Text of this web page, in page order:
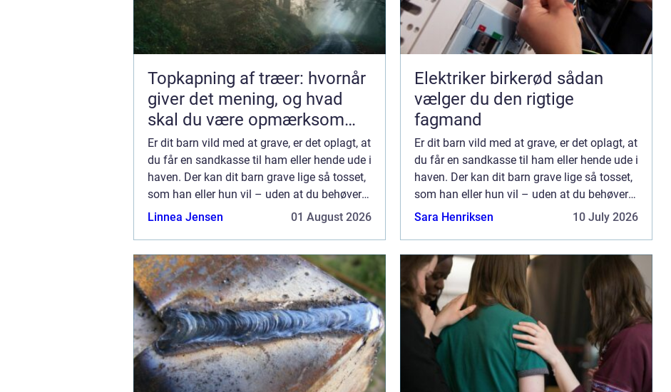
Topkapning af træer: hvornår
giver det mening, og hvad
skal du være opmærksom
på?
Er dit barn vild med at grave, er det oplagt, at
du får en sandkasse til ham eller hende ude i
haven. Der kan dit barn grave lige så tosset,
som han eller hun vil – uden at du behøver
at være bekymret for at planter og bede lider
Linnea Jensen 01 August 2026
Elektriker birkerød sådan
vælger du den rigtige
fagmand
Er dit barn vild med at grave, er det oplagt, at
du får en sandkasse til ham eller hende ude i
haven. Der kan dit barn grave lige så tosset,
som han eller hun vil – uden at du behøver
at være bekymret for at planter og bede lider
Sara Henriksen 10 July 2026